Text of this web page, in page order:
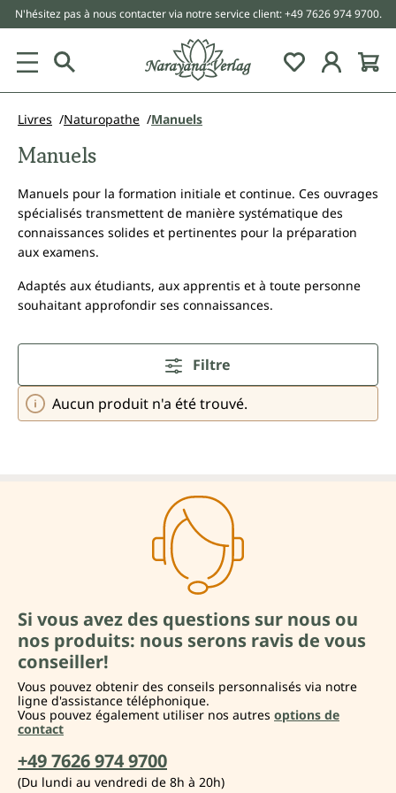
principal
N'hésitez pas à nous contacter via notre service client: +49 7626 974 9700.
Livres Naturopathe Manuels
Manuels
Manuels pour la formation initiale et continue. Ces ouvrages
spécialisés transmettent de manière systématique des
connaissances solides et pertinentes pour la préparation
aux examens.
Adaptés aux étudiants, aux apprentis et à toute personne
souhaitant approfondir ses connaissances.
Filtre
Aucun produit n'a été trouvé.
Si vous avez des questions sur nous ou
nos produits: nous serons ravis de vous
conseiller!
Vous pouvez obtenir des conseils personnalisés via notre
ligne d'assistance téléphonique.
Vous pouvez également utiliser nos autres options de
contact
+49 7626 974 9700
(Du lundi au vendredi de 8h à 20h)